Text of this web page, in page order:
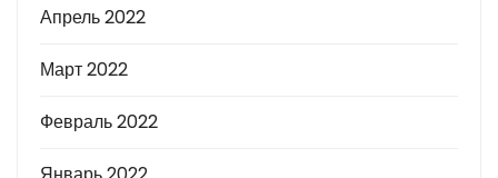
Апрель 2022
Март 2022
Февраль 2022